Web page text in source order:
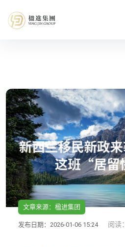
文章来源：楹进集团
发布日期：2026-01-06 15:24 阅读：